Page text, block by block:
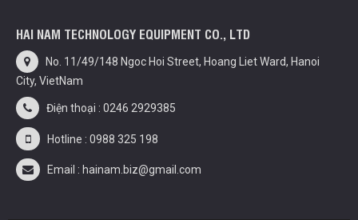
HAI NAM TECHNOLOGY EQUIPMENT CO., LTD
No. 11/49/148 Ngoc Hoi Street, Hoang Liet Ward, Hanoi
City, VietNam
Điện thoại : 0246 2929385
Hotline : 0988 325 198
Email : hainam.biz@gmail.com